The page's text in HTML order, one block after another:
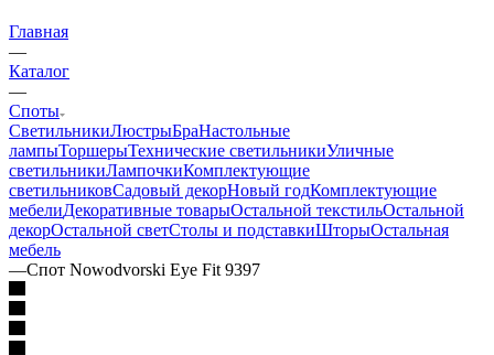
Главная
—
Каталог
—
Споты
СветильникиЛюстрыБраНастольные
лампыТоршерыТехнические светильникиУличные
светильникиЛампочкиКомплектующие
светильниковСадовый декорНовый годКомплектующие
мебелиДекоративные товарыОстальной текстильОстальной
декорОстальной светСтолы и подставкиШторыОстальная
мебель
—Спот Nowodvorski Eye Fit 9397